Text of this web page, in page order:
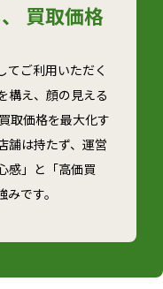
買取価格
てご利用いただく
構え、顔の見える
取価格を最大化す
舗は持たず、運営
感」と「高価買
です。